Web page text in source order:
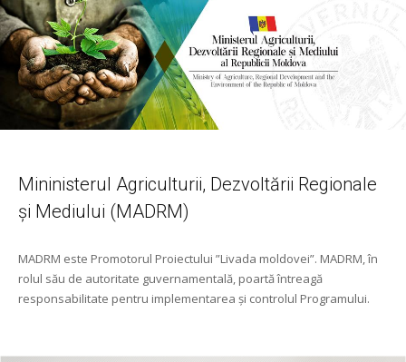
Mininisterul Agriculturii, Dezvoltării Regionale
și Mediului (MADRM)
MADRM este Promotorul Proiectului ”Livada moldovei”. MADRM, în
rolul său de autoritate guvernamentală, poartă întreagă
responsabilitate pentru implementarea și controlul Programului.